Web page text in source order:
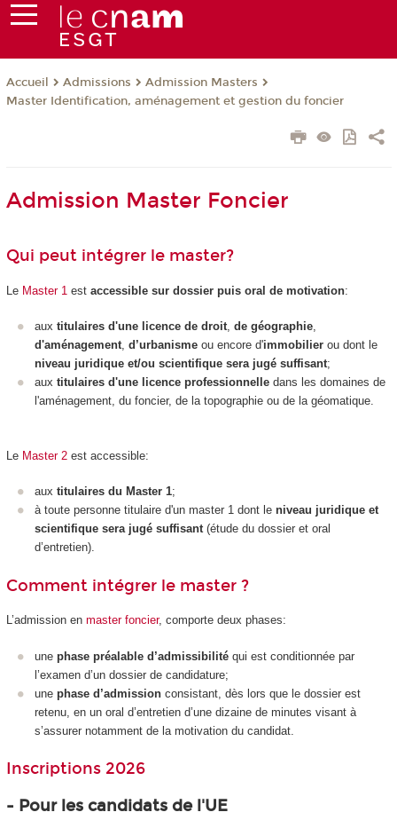
Accueil Admissions
Admission Masters
Master Identification, aménagement et gestion du foncier
Admission Master Foncier
Qui peut intégrer le master?
Le Master 1 est accessible sur dossier puis oral de motivation:
aux titulaires d'une licence de droit, de géographie,
d'aménagement, d’urbanisme ou encore d'immobilier ou dont le
niveau juridique et/ou scientifique sera jugé suffisant;
aux titulaires d'une licence professionnelle dans les domaines de
l'aménagement, du foncier, de la topographie ou de la géomatique.
Le Master 2est accessible:
aux titulaires du Master 1;
à toute personne titulaire d'un master 1 dont le niveau juridique et
scientifique sera jugé suffisant(étude du dossier et oral
d’entretien).
Comment intégrer le master ?
L’admission en master foncier, comporte deux phases:
une phase préalable d’admissibilité qui est conditionnée par
l’examen d’un dossier de candidature;
une phase d’admission consistant, dès lors que le dossier est
retenu, en un oral d’entretien d’une dizaine de minutes visant à
s’assurer notamment de la motivation du candidat.
Inscriptions 2026
- Pour les candidats de l'UE